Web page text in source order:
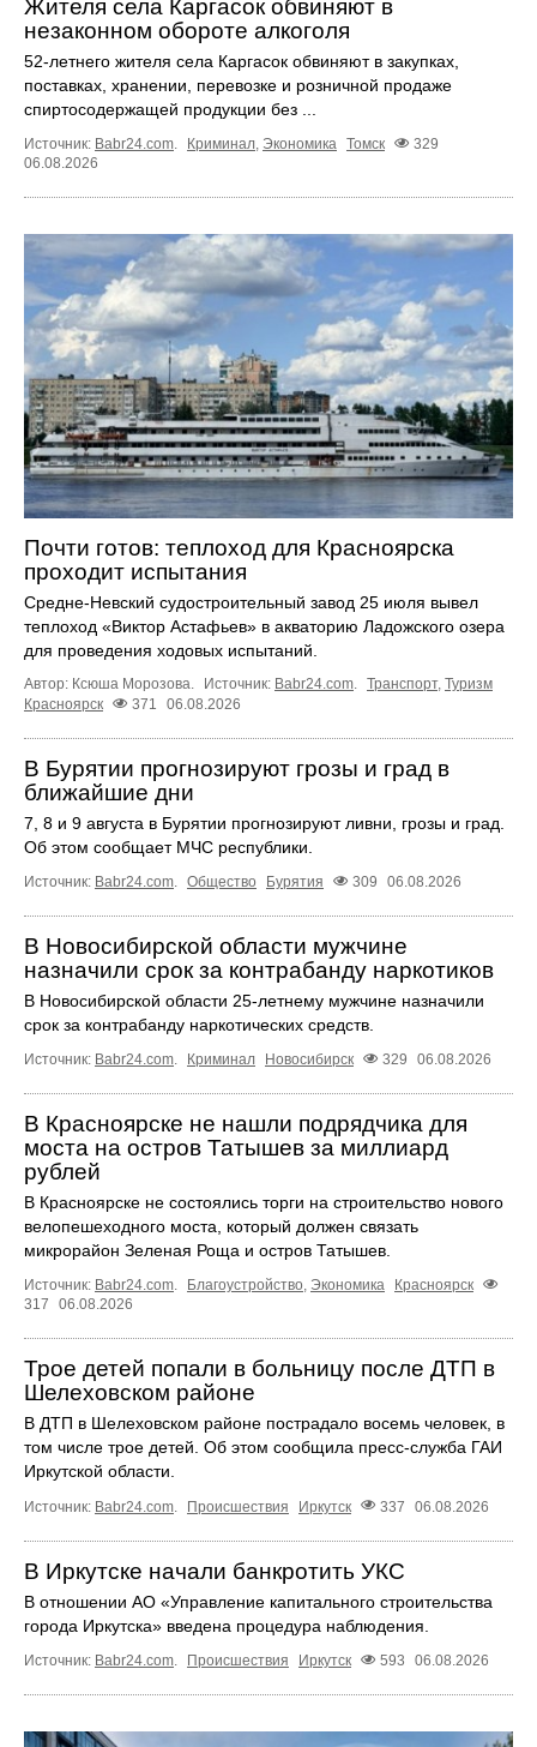
Жителя села Каргасок обвиняют в
незаконном обороте алкоголя
52-летнего жителя села Каргасок обвиняют в закупках,
поставках, хранении, перевозке и розничной продаже
спиртосодержащей продукции без ...
Источник: Babr24.com. Криминал, Экономика Томск
329
06.08.2026
Почти готов: теплоход для Красноярска
проходит испытания
Средне-Невский судостроительный завод 25 июля вывел
теплоход «Виктор Астафьев» в акваторию Ладожского озера
для проведения ходовых испытаний.
Автор: Ксюша Морозова. Источник: Babr24.com. Транспорт, Туризм
Красноярск
371 06.08.2026
В Бурятии прогнозируют грозы и град в
ближайшие дни
7, 8 и 9 августа в Бурятии прогнозируют ливни, грозы и град.
Об этом сообщает МЧС республики.
Источник: Babr24.com. Общество Бурятия 309 06.08.2026
В Новосибирской области мужчине
назначили срок за контрабанду наркотиков
В Новосибирской области 25-летнему мужчине назначили
срок за контрабанду наркотических средств.
Источник: Babr24.com. Криминал Новосибирск 329 06.08.2026
В Красноярске не нашли подрядчика для
моста на остров Татышев за миллиард
рублей
В Красноярске не состоялись торги на строительство нового
велопешеходного моста, который должен связать
микрорайон Зеленая Роща и остров Татышев.
Источник: Babr24.com. Благоустройство, Экономика
Красноярск
317
06.08.2026
Трое детей попали в больницу после ДТП в
Шелеховском районе
В ДТП в Шелеховском районе пострадало восемь человек, в
том числе трое детей. Об этом сообщила пресс‑служба ГАИ
Иркутской области.
Источник: Babr24.com Происшествия Иркутск 337 06.08.2026
В Иркутске начали банкротить УКС
В отношении АО «Управление капитального строительства
города Иркутска» введена процедура наблюдения.
Источник: Babr24.com Происшествия Иркутск 593 06.08.2026